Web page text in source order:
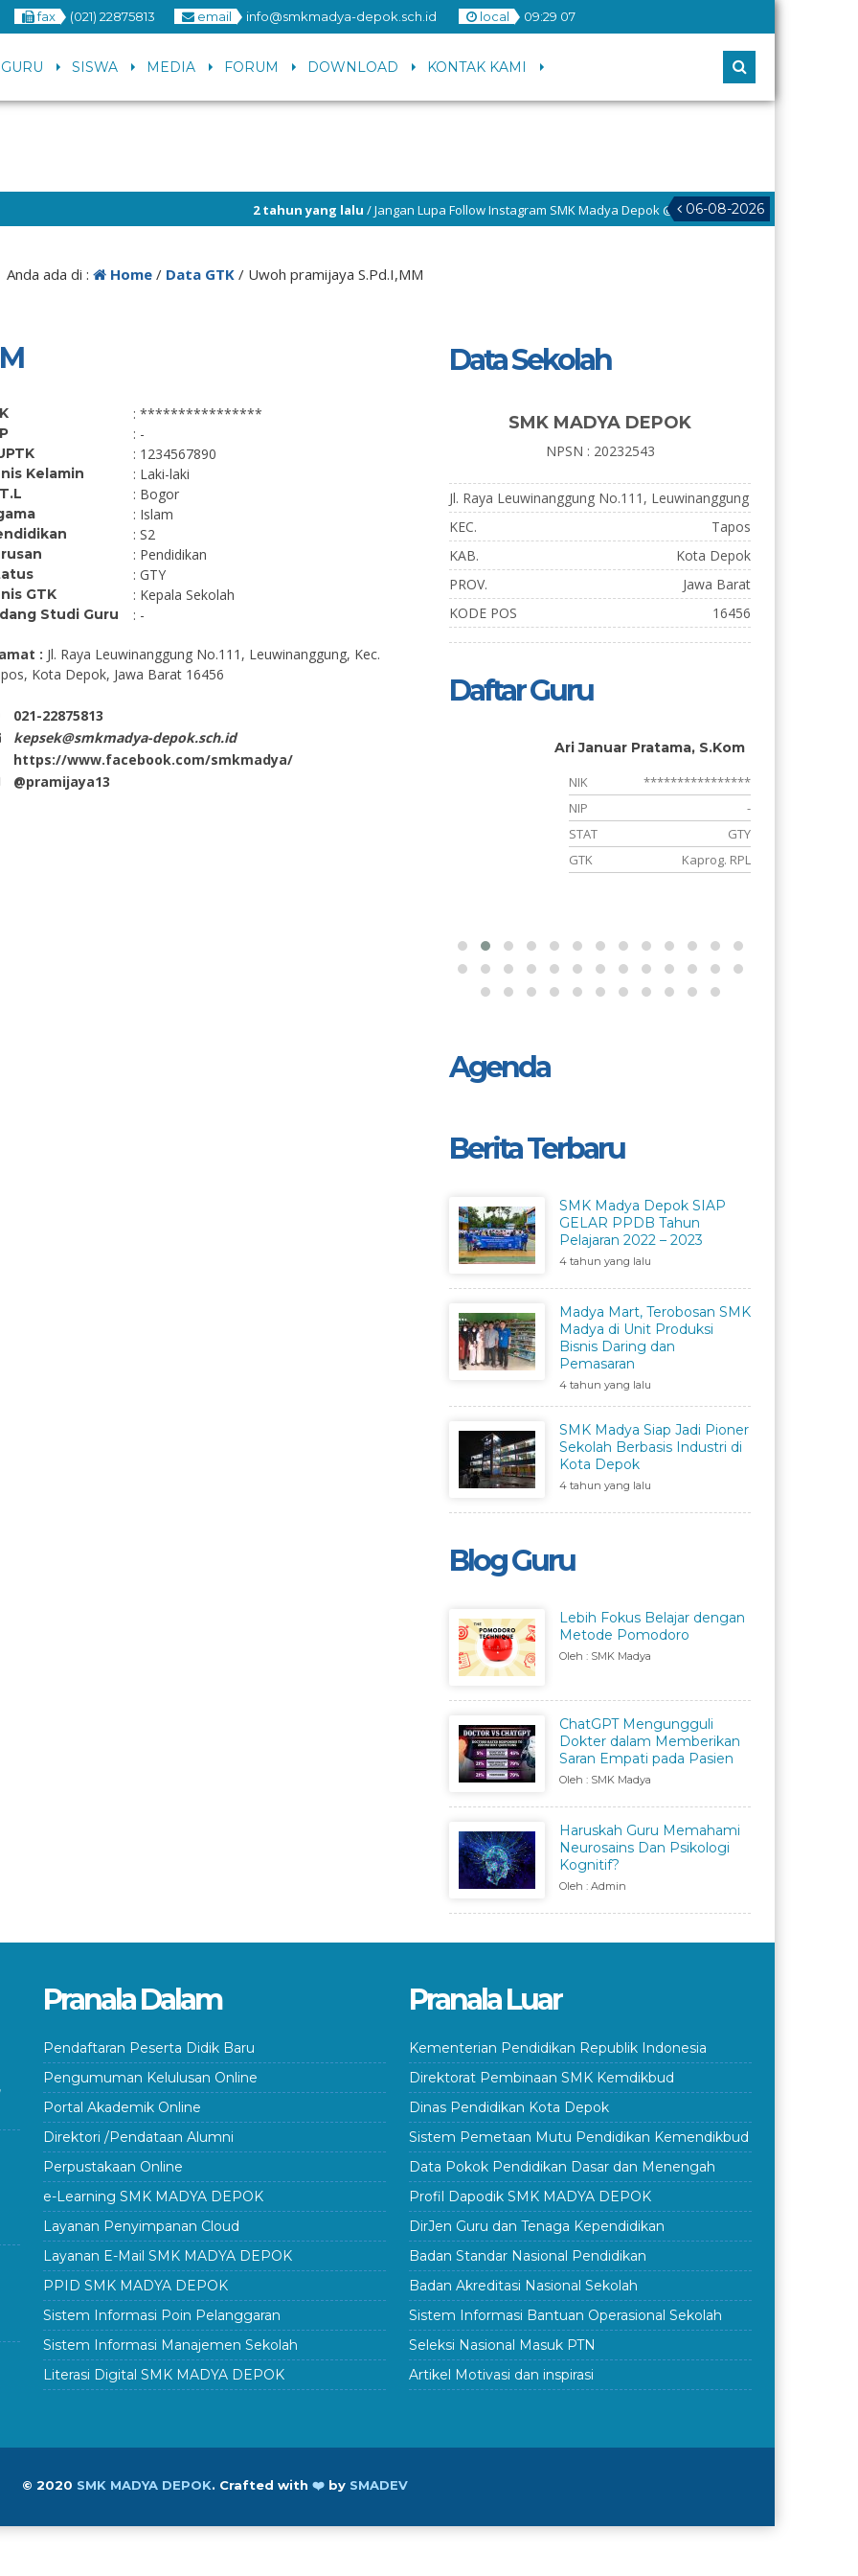
fax (021) 22875813 email info@smkmadya-depok.sch.id local 09:29 08
GURU SISWA MEDIA FORUM DOWNLOAD KONTAK KAMI
06-08-2026
2 tahun yang lalu/ Jangan Lupa Follow Instagram SMK Madya Depok @smadev.official
5 tahun yang
Anda ada di : Home/ Data GTK/ Uwoh pramijaya S.Pd.I,MM
: ****************
: -
: 1234567890
Kelamin : Laki-laki
: Bogor
: Islam
: S2
: Pendidikan
: GTY
GTK : Kepala Sekolah
Studi Guru : -
: Jl. Raya Leuwinanggung No.111, Leuwinanggung, Kec.
Kota Depok, Jawa Barat 16456
021-22875813
kepsek@smkmadya-depok.sch.id
https://www.facebook.com/smkmadya/
@pramijaya13
Data Sekolah
SMK MADYA DEPOK
NPSN : 20232543
Jl. Raya Leuwinanggung No.111, Leuwinanggung
KEC.
Tapos
KAB.
Kota Depok
PROV.
Jawa Barat
KODE POS
16456
Daftar Guru
Ari Januar Pratama, S.Kom
NIK
****************
NIP
-
STAT
GTY
GTK
Kaprog. RPL
Agenda
Berita Terbaru
SMK Madya Depok SIAP
GELAR PPDB Tahun
Pelajaran 2022 – 2023
4 tahun yang lalu
Madya Mart, Terobosan SMK
Madya di Unit Produksi
Bisnis Daring dan
Pemasaran
4 tahun yang lalu
SMK Madya Siap Jadi Pioner
Sekolah Berbasis Industri di
Kota Depok
4 tahun yang lalu
Blog Guru
Lebih Fokus Belajar dengan
Metode Pomodoro
Oleh : SMK Madya
ChatGPT Mengungguli
Dokter dalam Memberikan
Saran Empati pada Pasien
Oleh : SMK Madya
Haruskah Guru Memahami
Neurosains Dan Psikologi
Kognitif?
Oleh : Admin
Pranala Dalam
Pendaftaran Peserta Didik Baru
Pengumuman Kelulusan Online
Portal Akademik Online
Direktori /Pendataan Alumni
Perpustakaan Online
e-Learning SMK MADYA DEPOK
Layanan Penyimpanan Cloud
Layanan E-Mail SMK MADYA DEPOK
PPID SMK MADYA DEPOK
Sistem Informasi Poin Pelanggaran
Sistem Informasi Manajemen Sekolah
Literasi Digital SMK MADYA DEPOK
Pranala Luar
Kementerian Pendidikan Republik Indonesia
Direktorat Pembinaan SMK Kemdikbud
Dinas Pendidikan Kota Depok
Sistem Pemetaan Mutu Pendidikan Kemendikbud
Data Pokok Pendidikan Dasar dan Menengah
Profil Dapodik SMK MADYA DEPOK
DirJen Guru dan Tenaga Kependidikan
Badan Standar Nasional Pendidikan
Badan Akreditasi Nasional Sekolah
Sistem Informasi Bantuan Operasional Sekolah
Seleksi Nasional Masuk PTN
Artikel Motivasi dan inspirasi
© 2020 SMK MADYA DEPOK. Crafted with ❤️by SMADEV